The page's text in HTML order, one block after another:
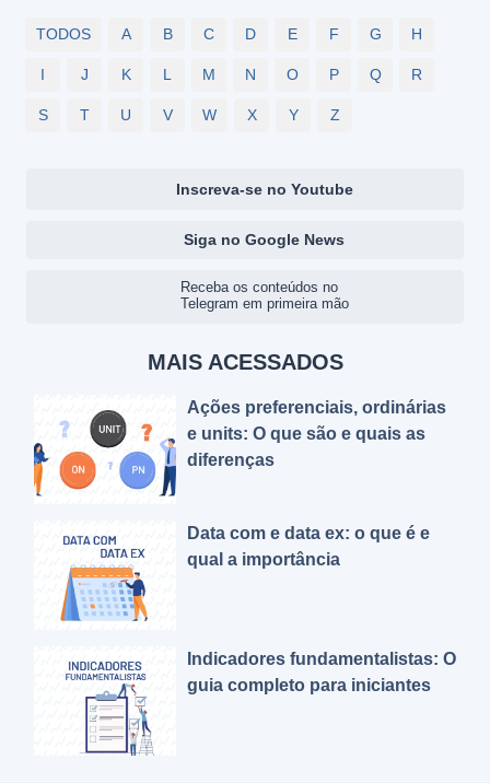
TODOS A B C D E F G H
I J K L M N O P Q R
S T U V W X Y Z
Inscreva-se no Youtube
Siga no Google News
Receba os conteúdos no
Telegram em primeira mão
MAIS ACESSADOS
Ações preferenciais, ordinárias
e units: O que são e quais as
diferenças
Data com e data ex: o que é e
qual a importância
Indicadores fundamentalistas: O
guia completo para iniciantes